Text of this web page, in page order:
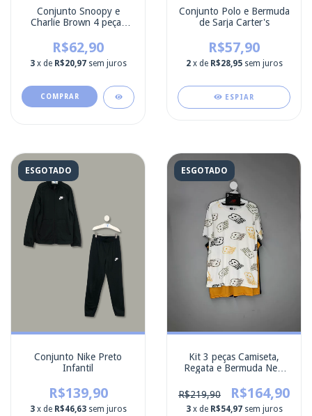
Conjunto Snoopy e
Charlie Brown 4 peças
R$62,90
3 x de R$20,97 sem juros
COMPRAR
Conjunto Polo e Bermuda
de Sarja Carter's
R$57,90
2 x de R$28,95 sem juros
ESPIAR
ESGOTADO
Conjunto Nike Preto
Infantil
R$139,90
3 x de R$46,63 sem juros
ESGOTADO
Kit 3 peças Camiseta,
Regata e Bermuda New
R$219,90
R$164,90
3 x de R$54,97 sem juros